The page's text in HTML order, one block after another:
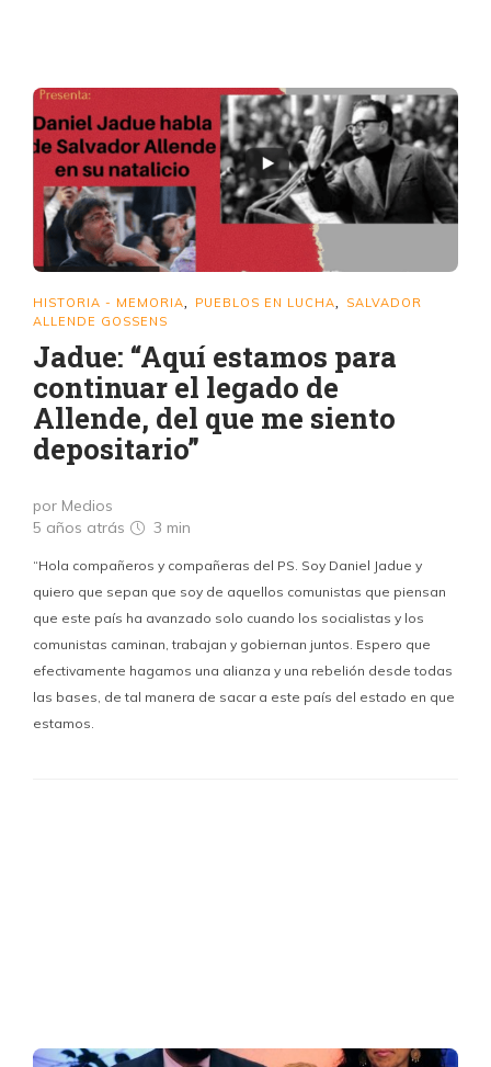
HISTORIA - MEMORIA PUEBLOS EN LUCHA
SALVADOR
ALLENDE GOSSENS
Jadue: “Aquí estamos para
continuar el legado de
Allende, del que me siento
depositario”
por Medios
5 años atrás
3 min
“Hola compañeros y compañeras del PS. Soy Daniel Jadue y
quiero que sepan que soy de aquellos comunistas que piensan
que este país ha avanzado solo cuando los socialistas y los
comunistas caminan, trabajan y gobiernan juntos. Espero que
efectivamente hagamos una alianza y una rebelión desde todas
las bases, de tal manera de sacar a este país del estado en que
estamos.